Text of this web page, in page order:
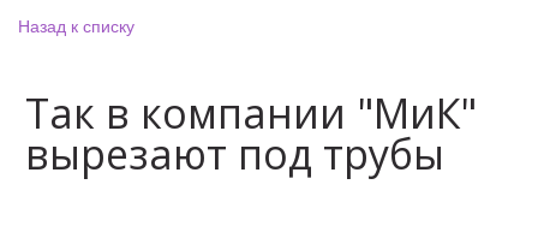
Назад к списку
Так в компании "МиК"
вырезают под трубы